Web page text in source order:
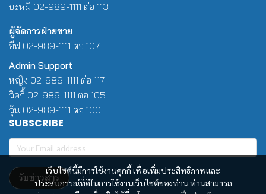
เว็บไซต์นี้มีการใช้งานคุกกี้ เพื่อเพิ่มประสิทธิภาพและ
ประสบการณ์ที่ดีในการใช้งานเว็บไซต์ของท่าน ท่านสามารถ
บะหมี่ 02-989-1111 ต่อ 113
ผู้จัดการฝ่ายขาย
อีฟ 02-989-1111 ต่อ 107
Admin Support
หญิง 02-989-1111 ต่อ 117
วิคกี้ 02-989-1111 ต่อ 105
วุ้น 02-989-1111 ต่อ 100
SUBSCRIBE
รับข่าวสาร